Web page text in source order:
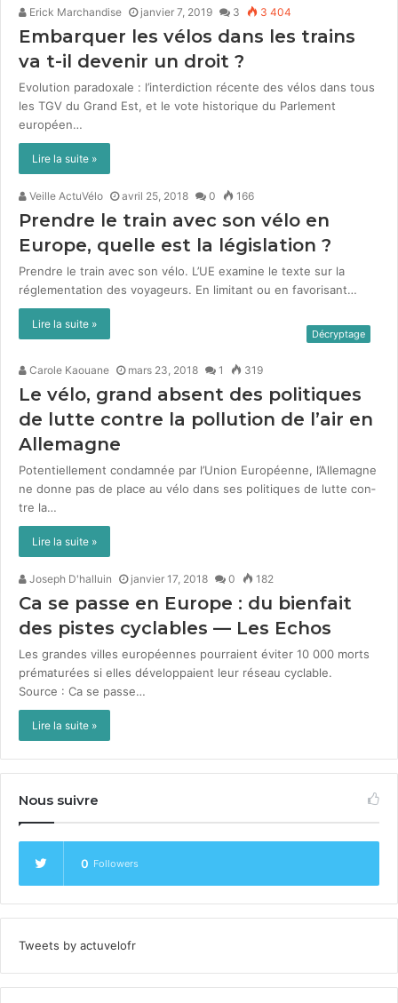
Erick Marchandise janvier 7, 2019 3 3 404
Embarquer les vélos dans les trains
va t-il devenir un droit ?
Evo­lu­tion para­doxale : l’interdiction récente des vélos dans tous
les TGV du Grand Est, et le vote his­torique du Par­lement
européen…
Lire la suite »
Veille ActuVélo avril 25, 2018 0 166
Prendre le train avec son vélo en
Europe, quelle est la législation ?
Pren­dre le train avec son vélo. L’UE exam­ine le texte sur la
régle­men­ta­tion des voyageurs. En lim­i­tant ou en favorisant…
Lire la suite »
Décryptage
Carole Kaouane mars 23, 2018 1 319
Le vélo, grand absent des politiques
de lutte contre la pollution de l’air en
Allemagne
Poten­tielle­ment con­damnée par l’Union Européenne, l’Allemagne
ne donne pas de place au vélo dans ses poli­tiques de lutte con­
tre la…
Lire la suite »
Joseph D'halluin janvier 17, 2018 0 182
Ca se passe en Europe : du bienfait
des pistes cyclables — Les Echos
Les grandes villes européennes pour­raient éviter 10 000 morts
pré­maturées si elles dévelop­paient leur réseau cyclable.
Source : Ca se passe…
Lire la suite »
Nous suivre
0 Followers
Tweets by actuvelofr